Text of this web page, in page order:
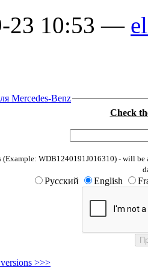
23 10:53 —
Mercedes-Benz
Check
(Example: WDB1240191J016310) - will
Русский English
>>>